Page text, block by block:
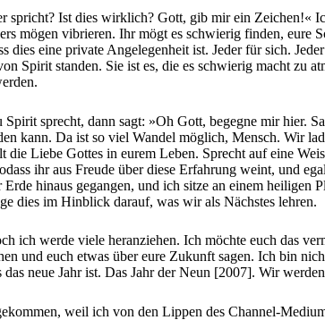
spricht? Ist dies wirklich? Gott, gib mir ein
mögen vibrieren. Ihr mögt es schwierig finden, eure
eine private Angelegenheit ist. Jeder für sich.
Spirit standen. Sie ist es, die es schwierig macht zu
sprecht, dann sagt: »Oh Gott, begegne mir hier.
kann. Da ist so viel Wandel möglich, Mensch. Wir
Liebe Gottes in eurem Leben. Sprecht auf eine
ihr aus Freude über diese Erfahrung weint, und
hinaus gegangen, und ich sitze an einem heiligen
dies im Hinblick darauf, was wir als Nächstes lehren.
ich werde viele heranziehen. Ich möchte euch das
und euch etwas über eure Zukunft sagen. Ich bin
neue Jahr ist. Das Jahr der Neun [2007]. Wir
weil ich von den Lippen des Channel-